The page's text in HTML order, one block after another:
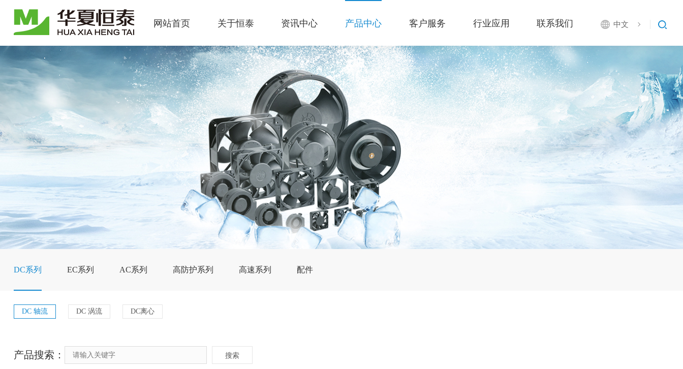
中文
网站首页 关于恒泰 资讯中心 产品中心 客户服务 行业应用 联系我们
DC系列 EC系列 AC系列 高防护系列 高速系列 配件
DC 轴流 DC 涡流 DC离心
产品搜索： 搜索